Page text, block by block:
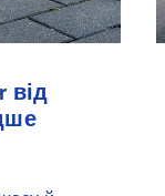
від